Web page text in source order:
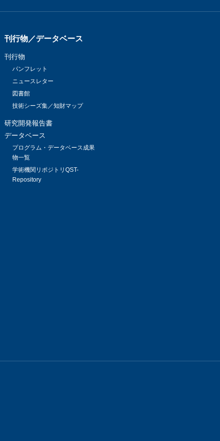
刊行物／データベース
刊行物
パンフレット
ニュースレター
図書館
技術シーズ集／知財マップ
研究開発報告書
データベース
プログラム・データベース成果
物一覧
学術機関リポジトリQST-
Repository